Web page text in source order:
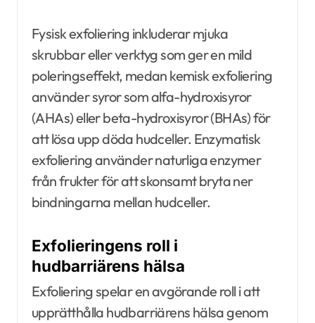
Fysisk exfoliering inkluderar mjuka
skrubbar eller verktyg som ger en mild
poleringseffekt, medan kemisk exfoliering
använder syror som alfa-hydroxisyror
(AHAs) eller beta-hydroxisyror (BHAs) för
att lösa upp döda hudceller. Enzymatisk
exfoliering använder naturliga enzymer
från frukter för att skonsamt bryta ner
bindningarna mellan hudceller.
Exfolieringens roll i
hudbarriärens hälsa
Exfoliering spelar en avgörande roll i att
upprätthålla hudbarriärens hälsa genom